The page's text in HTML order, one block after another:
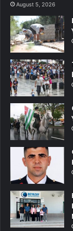
August 5, 2026